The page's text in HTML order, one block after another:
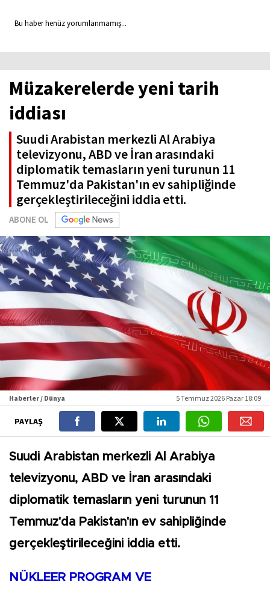
Bu haber henüz yorumlanmamış...
Müzakerelerde yeni tarih
iddiası
Suudi Arabistan merkezli Al Arabiya
televizyonu, ABD ve İran arasındaki
diplomatik temasların yeni turunun 11
Temmuz'da Pakistan'ın ev sahipliğinde
gerçekleştirileceğini iddia etti.
ABONE OL
Haberler / Dünya 5 Temmuz 2026 Pazar 18:09
PAYLAŞ
Suudi Arabistan merkezli Al Arabiya
televizyonu, ABD ve İran arasındaki
diplomatik temasların yeni turunun 11
Temmuz'da Pakistan'ın ev sahipliğinde
gerçekleştirileceğini iddia etti.
NÜKLEER PROGRAM VE